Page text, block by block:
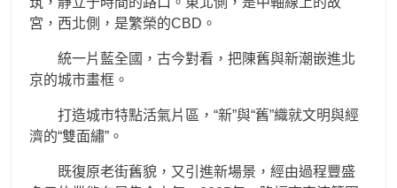
宮，西北側，是繁榮的CBD。
統一片藍全國，古今對看，把陳舊與新潮嵌進北
京的城市畫框。
打造城市特點活氣片區，“新”與“舊”織就文明與經
濟的“雙面繡”。
既復原老街舊貌，又引進新場景，經由過程豐盛